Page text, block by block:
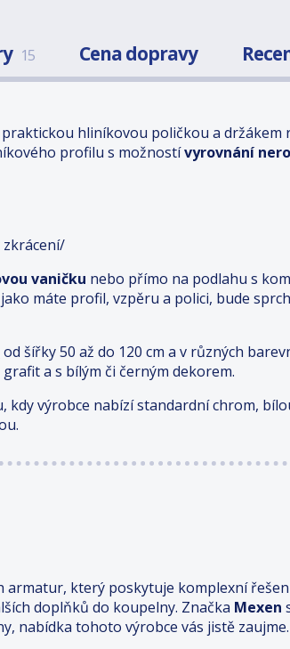
15 Cena dopravy
hliníkovou poličkou a držákem
profilu s možnostívyrovnání
zkrácení/
vaničku nebo přímo na podlahu s
máte profil, vzpěru a polici, bude
od šířky 50 až do 120 cm a v různých
a s bílým či černým dekorem.
výrobce nabízí standardní chrom,
armatur, který poskytuje komplexní
doplňků do koupelny. Značka Mexen
nabídka tohoto výrobce vás jistě zaujme.